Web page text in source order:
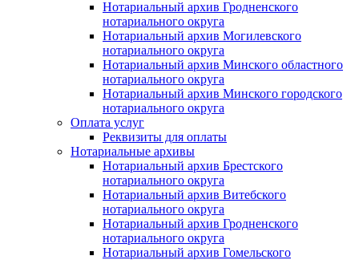
Нотариальный архив Гродненского
нотариального округа
Нотариальный архив Могилевского
нотариального округа
Нотариальный архив Минского областного
нотариального округа
Нотариальный архив Минского городского
нотариального округа
Оплата услуг
Реквизиты для оплаты
Нотариальные архивы
Нотариальный архив Брестского
нотариального округа
Нотариальный архив Витебского
нотариального округа
Нотариальный архив Гродненского
нотариального округа
Нотариальный архив Гомельского